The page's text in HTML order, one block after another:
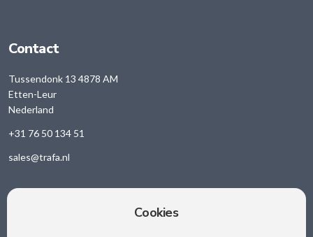
Cookies
Contact
Tussendonk 13 4878 AM
Etten-Leur
Nederland
+31 76 50 134 51
sales@trafa.nl